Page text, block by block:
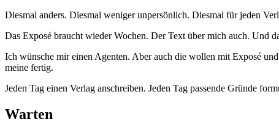
Diesmal anders. Diesmal weniger unpersönlich. Diesmal für jeden
Das Exposé braucht wieder Wochen. Der Text über mich auch. Und
Ich wünsche mir einen Agenten. Aber auch die wollen mit Exposé
meine fertig.
Jeden Tag einen Verlag anschreiben. Jeden Tag passende Gründe
Warten